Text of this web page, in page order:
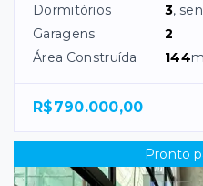
Dormitórios 3,
Garagens
2
Área Construída
144
R$790.000,00
Pronto